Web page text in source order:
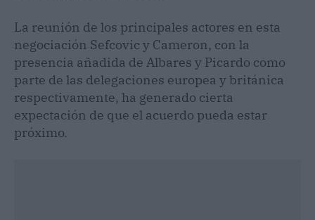
La reunión de los principales actores en esta
negociación Sefcovic y Cameron, con la
presencia añadida de Albares y Picardo como
parte de las delegaciones europea y británica
respectivamente, ha generado cierta
expectación de que el acuerdo pueda estar
próximo.